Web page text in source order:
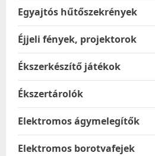
Egyajtós hűtőszekrények
Éjjeli fények, projektorok
Ékszerkészítő játékok
Ékszertárolók
Elektromos ágymelegítők
Elektromos borotvafejek